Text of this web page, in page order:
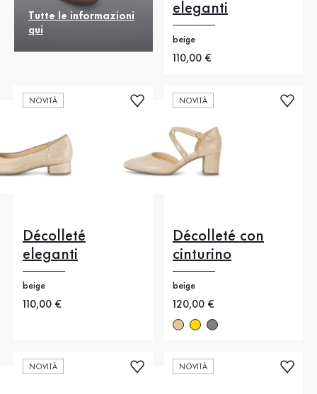
Tutte le informazioni
qui
eleganti
beige
Nuovo prezzo
110,00 €
NOVITÀ
Décolleté
eleganti
beige
Nuovo prezzo
110,00 €
NOVITÀ
Décolleté con
cinturino
beige
Nuovo prezzo
120,00 €
NOVITÀ NOVITÀ